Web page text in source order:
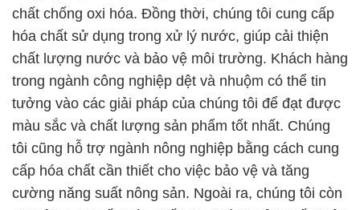
chất chống oxi hóa. Đồng thời, chúng tôi cung cấp
hóa chất sử dụng trong xử lý nước, giúp cải thiện
chất lượng nước và bảo vệ môi trường. Khách hàng
trong ngành công nghiệp dệt và nhuộm có thể tin
tưởng vào các giải pháp của chúng tôi để đạt được
màu sắc và chất lượng sản phẩm tốt nhất. Chúng
tôi cũng hỗ trợ ngành nông nghiệp bằng cách cung
cấp hóa chất cần thiết cho việc bảo vệ và tăng
cường năng suất nông sản. Ngoài ra, chúng tôi còn